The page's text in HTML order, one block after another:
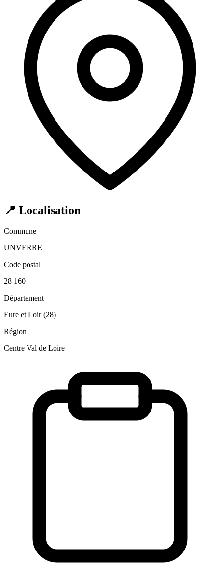
📍 Localisation
Commune
UNVERRE
Code postal
28 160
Département
Eure et Loir (28)
Région
Centre Val de Loire